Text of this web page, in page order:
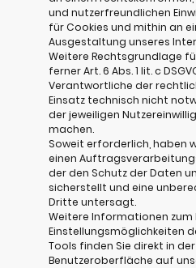
und nutzerfreundlichen
für Cookies und mithin an
Ausgestaltung unseres
Weitere Rechtsgrundlage
ferner Art. 6 Abs. 1 lit. c
Verantwortliche der
Einsatz technisch nicht
der jeweiligen
machen.
Soweit erforderlich, haben
einen
der den Schutz der Daten
sicherstellt und eine
Dritte untersagt.
Weitere Informationen zum
Einstellungsmöglichkeiten
Tools finden Sie direkt in
Benutzeroberfläche auf